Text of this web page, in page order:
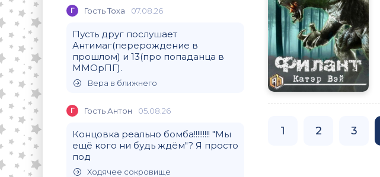
Г Гость Тоха 07.08.26
Пусть друг послушает
Антимаг(перерождение в
прошлом) и 13(про попаданца в
ММОрПГ).
Вера в ближнего
Г Гость Антон 05.08.26
Концовка реально бомба!!!!!!!!! "Мы
ещё кого ни будь ждём"? Я просто
под
Ходячее сокровище
1 2 3